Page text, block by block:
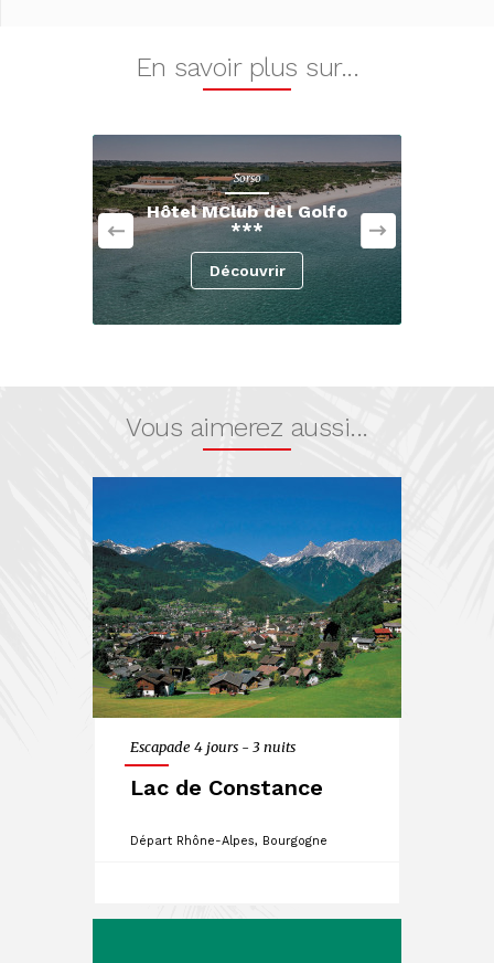
En savoir plus sur...
Sorso
Hôtel MClub del Golfo
***
Découvrir
Vous aimerez aussi...
Escapade 4 jours - 3 nuits
Lac de Constance
Départ Rhône-Alpes, Bourgogne